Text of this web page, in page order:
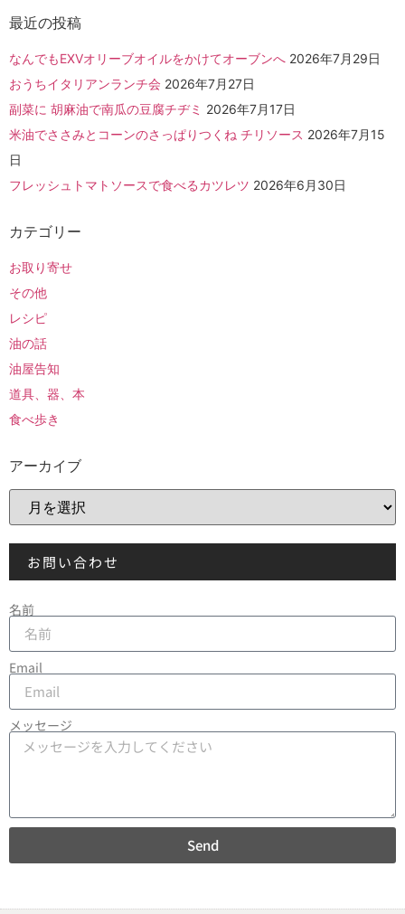
最近の投稿
なんでもEXVオリーブオイルをかけてオーブンへ 2026年7月29日
おうちイタリアンランチ会 2026年7月27日
副菜に 胡麻油で南瓜の豆腐チヂミ 2026年7月17日
米油でささみとコーンのさっぱりつくね チリソース 2026年7月15
日
フレッシュトマトソースで食べるカツレツ 2026年6月30日
カテゴリー
お取り寄せ
その他
レシピ
油の話
油屋告知
道具、器、本
食べ歩き
アーカイブ
お問い合わせ
名前
Email
メッセージ
Send